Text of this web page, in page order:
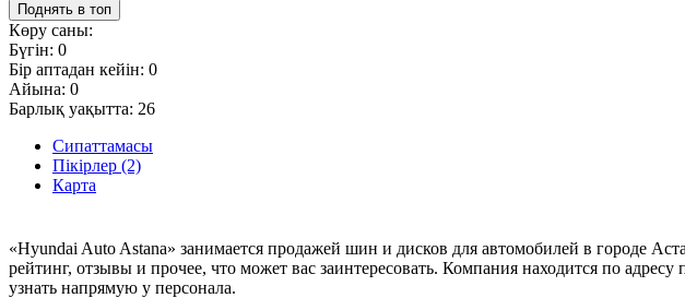
Поднять в топ
Көру саны:
Бүгін: 0
Бір аптадан кейін: 0
Айына: 0
Барлық уақытта: 26
Сипаттамасы
Пікірлер (2)
Карта
«Hyundai Auto Astana» занимается продажей шин и дисков для автомобилей в городе
рейтинг, отзывы и прочее, что может вас заинтересовать. Компания находится по
узнать напрямую у персонала.